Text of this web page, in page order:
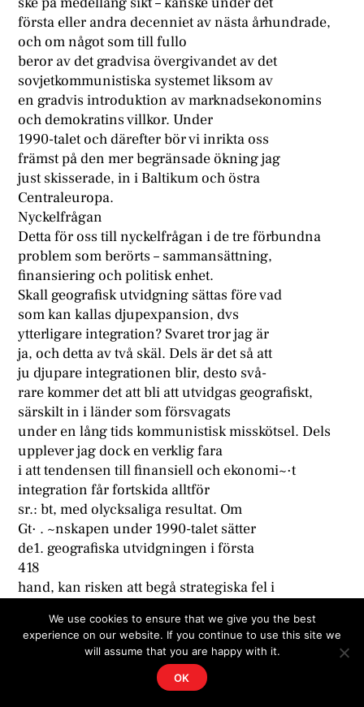
första eller andra decenniet av nästa århundrade,
och om något som till fullo
beror av det gradvisa övergivandet av det
sovjetkommunistiska systemet liksom av
en gradvis introduktion av marknadsekonomins
och demokratins villkor. Under
1990-talet och därefter bör vi inrikta oss
främst på den mer begränsade ökning jag
just skisserade, in i Baltikum och östra
Centraleuropa.
Nyckelfrågan
Detta för oss till nyckelfrågan i de tre förbundna
problem som berörts – sammansättning,
finansiering och politisk enhet.
Skall geografisk utvidgning sättas före vad
som kan kallas djupexpansion, dvs
ytterligare integration? Svaret tror jag är
ja, och detta av två skäl. Dels är det så att
ju djupare integrationen blir, desto svå-
rare kommer det att bli att utvidgas geografiskt,
särskilt in i länder som försvagats
under en lång tids kommunistisk misskötsel. Dels
upplever jag dock en verklig fara
i att tendensen till finansiell och ekonomi~·t
integration får fortskida alltför
sr.: bt, med olycksaliga resultat. Om
Gt· . ~nskapen under 1990-talet sätter
de1. geografiska utvidgningen i första
418
hand, kan risken att begå strategiska fel i
minskas betydligt.
Låt oss se närmare på risken för ett
sådant misstag. Inom dagens EG finns det
två skolor i frågan. En hävdar att vi måste
We use cookies to ensure that we give you the best
experience on our website. If you continue to use this site we
will assume that you are happy with it.
OK